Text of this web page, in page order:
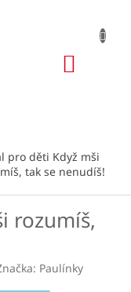
pro děti Když mši
tak se nenudíš!
rozumíš,
Paulínky